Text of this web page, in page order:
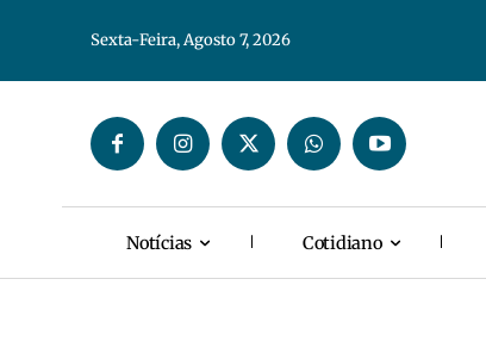
Sexta-Feira, Agosto 7, 2026
Notícias Cotidiano